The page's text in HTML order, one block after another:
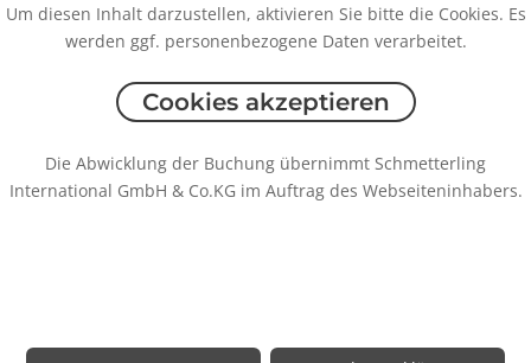
Um diesen Inhalt darzustellen, aktivieren Sie bitte die Cookies. Es
werden ggf. personenbezogene Daten verarbeitet.
Cookies akzeptieren
Die Abwicklung der Buchung übernimmt Schmetterling
International GmbH & Co.KG im Auftrag des Webseiteninhabers.